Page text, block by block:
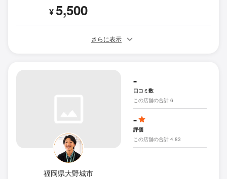
¥5,500
さらに表示
福岡県大野城市
-
口コミ数
この店舗の合計 6
-
評価
この店舗の合計 4.83